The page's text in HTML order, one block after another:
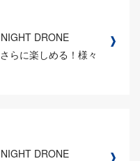
DRONE
らに楽しめる！様々
DRONE